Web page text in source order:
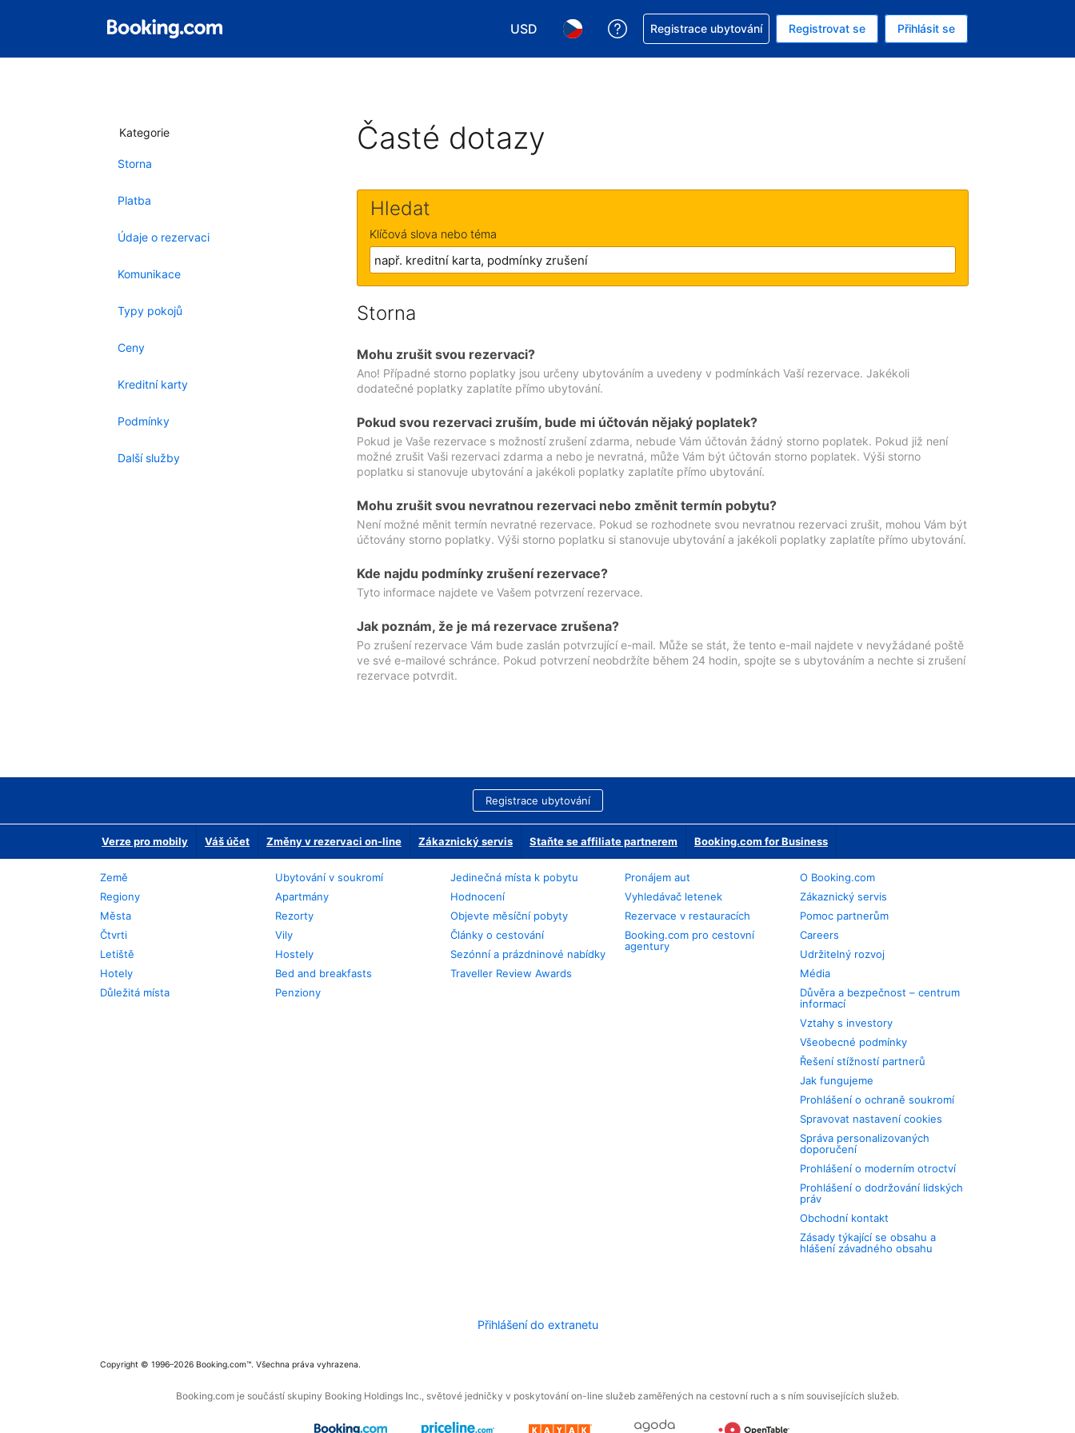
USD
Vyberte si měnu. Aktuálně zvolená měna: Americký dolar
Vyberte si jazyk. Aktuálně zvolený jazyk: V češtině
Asistence s rezervací
Registrace ubytování Registrovat se Přihlásit se
Kategorie
Storna
Platba
Údaje o rezervaci
Komunikace
Typy pokojů
Ceny
Kreditní karty
Podmínky
Další služby
Časté dotazy
Hledat
Klíčová slova nebo téma
Storna
Mohu zrušit svou rezervaci?
Ano! Případné storno poplatky jsou určeny ubytováním a uvedeny v podmínkách Vaší rezervace. Jakékoli
dodatečné poplatky zaplatíte přímo ubytování.
Pokud svou rezervaci zruším, bude mi účtován nějaký poplatek?
Pokud je Vaše rezervace s možností zrušení zdarma, nebude Vám účtován žádný storno poplatek. Pokud již není
možné zrušit Vaši rezervaci zdarma a nebo je nevratná, může Vám být účtován storno poplatek. Výši storno
poplatku si stanovuje ubytování a jakékoli poplatky zaplatíte přímo ubytování.
Mohu zrušit svou nevratnou rezervaci nebo změnit termín pobytu?
Není možné měnit termín nevratné rezervace. Pokud se rozhodnete svou nevratnou rezervaci zrušit, mohou Vám být
účtovány storno poplatky. Výši storno poplatku si stanovuje ubytování a jakékoli poplatky zaplatíte přímo ubytování.
Kde najdu podmínky zrušení rezervace?
Tyto informace najdete ve Vašem potvrzení rezervace.
Jak poznám, že je má rezervace zrušena?
Po zrušení rezervace Vám bude zaslán potvrzující e-mail. Může se stát, že tento e-mail najdete v nevyžádané poště
ve své e-mailové schránce. Pokud potvrzení neobdržíte během 24 hodin, spojte se s ubytováním a nechte si zrušení
rezervace potvrdit.
Registrace ubytování
Verze pro mobily Váš účet Změny v rezervaci on-line Zákaznický servis Staňte se affiliate partnerem Booking.com for Business
Země
Regiony
Města
Čtvrti
Letiště
Hotely
Důležitá místa
Ubytování v soukromí
Apartmány
Rezorty
Vily
Hostely
Bed and breakfasts
Penziony
Jedinečná místa k pobytu
Hodnocení
Objevte měsíční pobyty
Články o cestování
Sezónní a prázdninové nabídky
Traveller Review Awards
Pronájem aut
Vyhledávač letenek
Rezervace v restauracích
Booking.com pro cestovní
agentury
O Booking.com
Zákaznický servis
Pomoc partnerům
Careers
Udržitelný rozvoj
Média
Důvěra a bezpečnost – centrum
informací
Vztahy s investory
Všeobecné podmínky
Řešení stížností partnerů
Jak fungujeme
Prohlášení o ochraně soukromí
Spravovat nastavení cookies
Správa personalizovaných
doporučení
Prohlášení o moderním otroctví
Prohlášení o dodržování lidských
práv
Obchodní kontakt
Zásady týkající se obsahu a
hlášení závadného obsahu
Přihlášení do extranetu
Copyright © 1996–2026 Booking.com™. Všechna práva vyhrazena.
Booking.com je součástí skupiny Booking Holdings Inc., světové jedničky v poskytování on-line služeb zaměřených na cestovní ruch a s ním souvisejících služeb.